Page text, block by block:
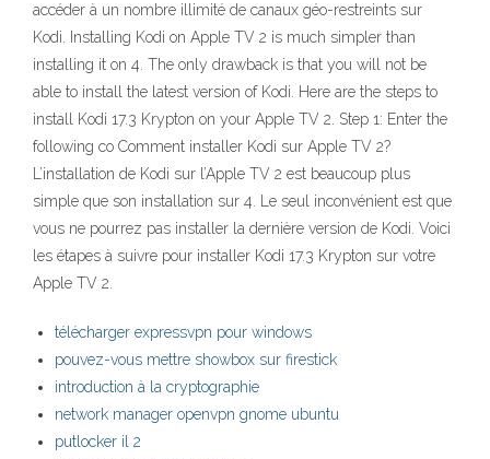
accéder à un nombre illimité de canaux géo-restreints sur
Kodi. Installing Kodi on Apple TV 2 is much simpler than
installing it on 4. The only drawback is that you will not be
able to install the latest version of Kodi. Here are the steps to
install Kodi 17.3 Krypton on your Apple TV 2. Step 1: Enter the
following co Comment installer Kodi sur Apple TV 2?
L’installation de Kodi sur l’Apple TV 2 est beaucoup plus
simple que son installation sur 4. Le seul inconvénient est que
vous ne pourrez pas installer la dernière version de Kodi. Voici
les étapes à suivre pour installer Kodi 17.3 Krypton sur votre
Apple TV 2.
télécharger expressvpn pour windows
pouvez-vous mettre showbox sur firestick
introduction à la cryptographie
network manager openvpn gnome ubuntu
putlocker il 2